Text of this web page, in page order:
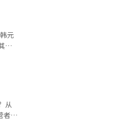
创
，
依
口
元
也
贷